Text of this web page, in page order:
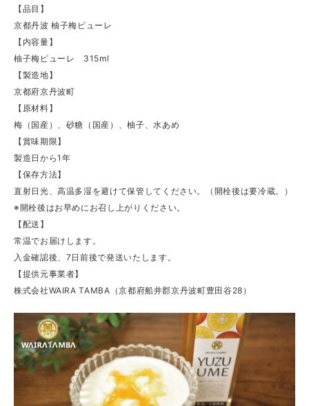
【品目】
京都丹波 柚子梅ピューレ
【内容量】
柚子梅ピューレ 315ml
【製造地】
京都府京丹波町
【原材料】
梅（国産）、砂糖（国産）、柚子、水あめ
【賞味期限】
製造日から1年
【保存方法】
直射日光、高温多湿を避けて保管してください。（開栓後は要冷蔵。）
※開栓後はお早めにお召し上がりください。
【配送】
常温でお届けします。
入金確認後、7日前後で発送いたします。
【提供元事業者】
株式会社WAIRA TAMBA（京都府船井郡京丹波町豊田谷28）